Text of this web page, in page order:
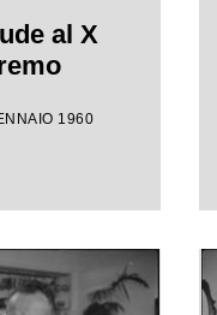
al X
1960